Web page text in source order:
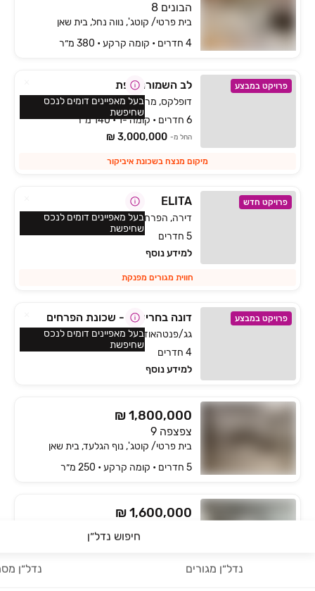
חיפוש נדל״ן
נדל״ן מגורים נדל״ן
הבונים 8
בית פרטי/ קוטג', נווה נחל, בית שאן
4 חדרים • קומה ‎קרקע‏ • 380 מ״ר
פרויקט במבצע לב השמורה צפת
דופלקס, מרום כנען איביקור, צפת
6 חדרים • קומה -1 • 140 מ״ר
החל מ- 3,000,000 ₪
מיקום מנצח בשכונת איביקור
בעל מאפיינים דומים לנכס
שחיפשת
פרויקט חדש ELITA
דירה, הפרחים, כפר ורדים
5 חדרים
למידע נוסף
חווית מגורים מפנקת
בעל מאפיינים דומים לנכס
שחיפשת
פרויקט במבצע דונה בחריש 2 - שכונת הפרחים
גג/פנטהאוז, הפרחים, חריש
4 חדרים
למידע נוסף
בעל מאפיינים דומים לנכס
שחיפשת
₪ 1,800,000
צפצפה 9
בית פרטי/ קוטג', נוף הגלעד, בית שאן
5 חדרים • קומה ‎קרקע‏ • 250 מ״ר
₪ 1,600,000
בית פרטי/ קוטג', מרכז העיר, בית שאן
5.5 חדרים • קומה ‎קרקע‏ • 256 מ״ר